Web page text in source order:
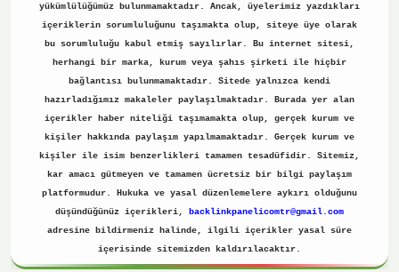
yükümlülüğümüz bulunmamaktadır. Ancak, üyelerimiz yazdıkları
içeriklerin sorumluluğunu taşımakta olup, siteye üye olarak
bu sorumluluğu kabul etmiş sayılırlar. Bu internet sitesi,
herhangi bir marka, kurum veya şahıs şirketi ile hiçbir
bağlantısı bulunmamaktadır. Sitede yalnızca kendi
hazırladığımız makaleler paylaşılmaktadır. Burada yer alan
içerikler haber niteliği taşımamakta olup, gerçek kurum ve
kişiler hakkında paylaşım yapılmamaktadır. Gerçek kurum ve
kişiler ile isim benzerlikleri tamamen tesadüfidir. Sitemiz,
kar amacı gütmeyen ve tamamen ücretsiz bir bilgi paylaşım
platformudur. Hukuka ve yasal düzenlemelere aykırı olduğunu
düşündüğünüz içerikleri,
backlinkpanelicomtr@gmail.com
adresine bildirmeniz halinde, ilgili içerikler yasal süre
içerisinde sitemizden kaldırılacaktır.